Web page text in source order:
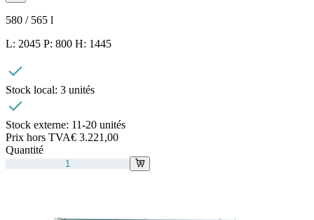
580 / 565 l
L: 2045 P: 800 H: 1445
Stock local: 3 unités
Stock externe: 11-20 unités
Prix hors TVA€ 3.221,00
Quantité